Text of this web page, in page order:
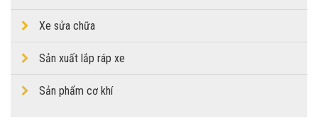
Xe sửa chữa
Sản xuất lắp ráp xe
Sản phẩm cơ khí